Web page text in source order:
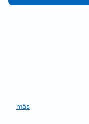
Utilizamos cookies
más